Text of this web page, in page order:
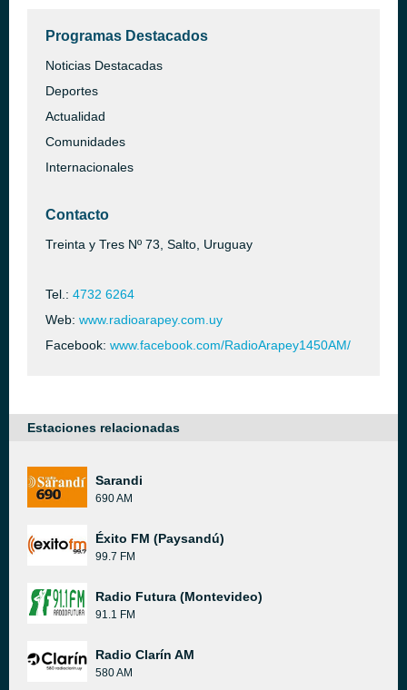
Programas Destacados
Noticias Destacadas
Deportes
Actualidad
Comunidades
Internacionales
Contacto
Treinta y Tres Nº 73, Salto, Uruguay
Tel.: 4732 6264
Web: www.radioarapey.com.uy
Facebook: www.facebook.com/RadioArapey1450AM/
Estaciones relacionadas
Sarandi
690 AM
Éxito FM (Paysandú)
99.7 FM
Radio Futura (Montevideo)
91.1 FM
Radio Clarín AM
580 AM